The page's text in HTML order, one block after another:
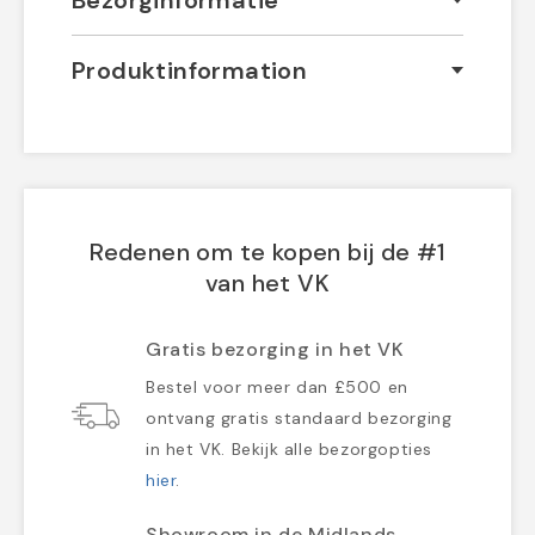
Produktinformation
Redenen om te kopen bij de #1
van het VK
Gratis bezorging in het VK
Bestel voor meer dan £500 en
ontvang gratis standaard bezorging
in het VK. Bekijk alle bezorgopties
hier.